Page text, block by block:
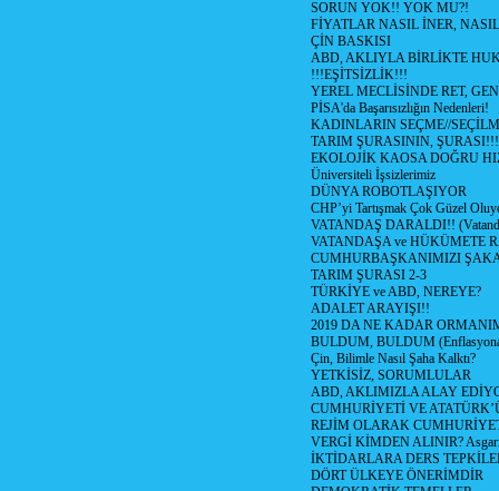
SORUN YOK!! YOK MU?!
FİYATLAR NASIL İNER,
ÇİN BASKISI
ABD, AKLIYLA BİRLİKTE
!!!EŞİTSİZLİK!!!
YEREL MECLİSİNDE RET,
PİSA'da Başarısızlığın Nedenleri!
KADINLARIN SEÇME//
TARIM ŞURASININ, ŞURASI!!!
EKOLOJİK KAOSA DOĞRU
Üniversiteli İşsizlerimiz
DÜNYA ROBOTLAŞIYOR
CHP’yi Tartışmak Çok Güzel
VATANDAŞ DARALDI!!
VATANDAŞA ve HÜKÜMETE
CUMHURBAŞKANIMIZI
TARIM ŞURASI 2-3
TÜRKİYE ve ABD, NEREYE?
ADALET ARAYIŞI!!
2019 DA NE KADAR
BULDUM, BULDUM
Çin, Bilimle Nasıl Şaha Kalktı?
YETKİSİZ, SORUMLULAR
ABD, AKLIMIZLA ALAY
CUMHURİYETİ VE
REJİM OLARAK
VERGİ KİMDEN ALINIR?
İKTİDARLARA DERS
DÖRT ÜLKEYE ÖNERİMDİR